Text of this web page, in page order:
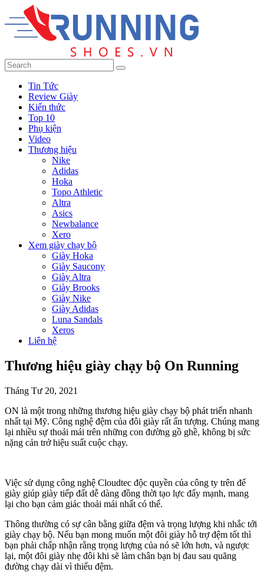
Tin Tức
Review Giày
Kiến thức
Top 10
Phụ kiện
Video
Thương hiệu
Nike
Adidas
Hoka
Topo Athletic
Altra
Asics
Newbalance
Xero
Xem giày chạy bộ
Giày Hoka
Giày Saucony
Giày Altra
Giày Brooks
Giày Nike
Giày Adidas
Luna Sandals
Xeros
Liên hệ
Thương hiệu giày chạy bộ On Running
Tháng Tư 20, 2021
ON là một trong những thương hiệu giày chạy bộ phát triển nhanh
nhất tại Mỹ. Công nghệ đệm của đôi giày rất ấn tượng. Chúng mang
lại nhiều sự thoải mái trên những con đường gồ ghề, không bị sức
nặng cản trở hiệu suất cuộc chạy.
Việc sử dụng công nghệ Cloudtec độc quyền của công ty trên đế
giày giúp giày tiếp đất dễ dàng đồng thời tạo lực đẩy mạnh, mang
lại cho bạn cảm giác thoải mái nhất có thể.
Thông thường có sự cân bằng giữa đệm và trọng lượng khi nhắc tới
giày chạy bộ. Nếu bạn mong muốn một đôi giày hỗ trợ đệm tốt thì
bạn phải chấp nhận rằng trọng lượng của nó sẽ lớn hơn, và ngược
lại, một đôi giày nhẹ đôi khi sẽ làm chân bạn bị đau sau quãng
đường chạy dài vì thiếu đệm.